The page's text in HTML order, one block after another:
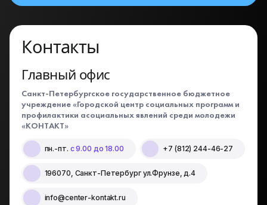
Контакты
Главный офис
Санкт-Петербургское государственное бюджетное
учреждение «Городской центр социальных программ и
профилактики асоциальных явлений среди молодежи
«КОНТАКТ»
пн.-пт. с 9.00 до 18.00 +7 (812) 244-46-27
196070, Санкт-Петербург ул.Фрунзе, д.4
info@center-kontakt.ru